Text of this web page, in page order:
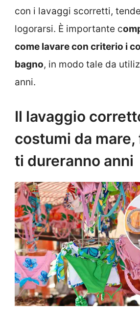
con i lavaggi scorretti,
logorarsi. È importante c
come lavare con criterio i
bagno, in modo tale da
anni.
Il lavaggio
costumi da mare,
ti dureranno anni